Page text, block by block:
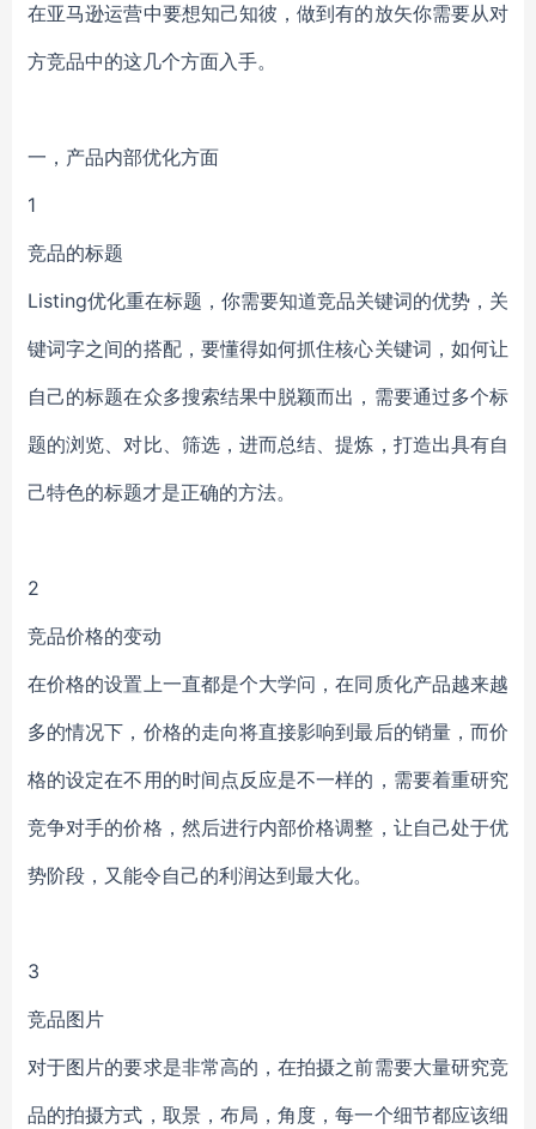
在亚马逊运营中要想知己知彼，做到有的放矢你需要从对
方竞品中的这几个方面入手。
一，产品内部优化方面
1
竞品的标题
Listing优化重在标题，你需要知道竞品关键词的优势，关
键词字之间的搭配，要懂得如何抓住核心关键词，如何让
自己的标题在众多搜索结果中脱颖而出，需要通过多个标
题的浏览、对比、筛选，进而总结、提炼，打造出具有自
己特色的标题才是正确的方法。
2
竞品价格的变动
在价格的设置上一直都是个大学问，在同质化产品越来越
多的情况下，价格的走向将直接影响到最后的销量，而价
格的设定在不用的时间点反应是不一样的，需要着重研究
竞争对手的价格，然后进行内部价格调整，让自己处于优
势阶段，又能令自己的利润达到最大化。
3
竞品图片
对于图片的要求是非常高的，在拍摄之前需要大量研究竞
品的拍摄方式，取景，布局，角度，每一个细节都应该细